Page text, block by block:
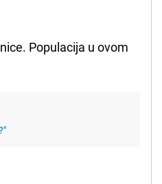
Populacija u ovom